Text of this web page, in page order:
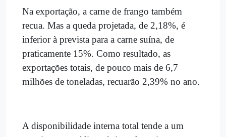
Na exportação, a carne de frango também
recua. Mas a queda projetada, de 2,18%, é
inferior à prevista para a carne suína, de
praticamente 15%. Como resultado, as
exportações totais, de pouco mais de 6,7
milhões de toneladas, recuarão 2,39% no ano.
A disponibilidade interna total tende a um